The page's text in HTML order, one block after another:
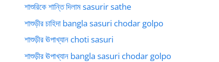
শাশুরিকে শান্তি দিলাম sasurir sathe
শাশুড়ীর চাহিদা bangla sasuri chodar golpo
শাশুড়ীর ঊপাখ্যান choti sasuri
শাশুড়ীর ঊপাখ্যান bangla sasuri chodar golpo